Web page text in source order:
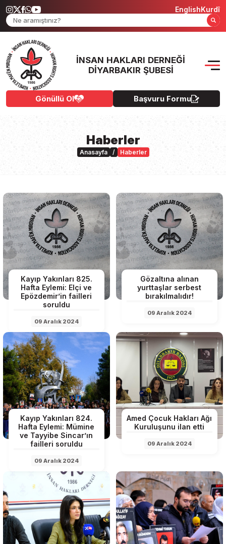
EnglishKurdî
İNSAN HAKLARI DERNEĞI
DIYARBAKIR ŞUBESI
Gönüllü Ol Başvuru Formu
Haberler
Anasayfa / Haberler
Kayıp Yakınları 825.
Hafta Eylemi: Elçi ve
Epözdemir’in failleri
soruldu
09 Aralık 2024
Gözaltına alınan
yurttaşlar serbest
bırakılmalıdır!
09 Aralık 2024
Kayıp Yakınları 824.
Hafta Eylemi: Mümine
ve Tayyibe Sincar’ın
failleri soruldu
09 Aralık 2024
Amed Çocuk Hakları Ağı
Kuruluşunu ilan etti
09 Aralık 2024